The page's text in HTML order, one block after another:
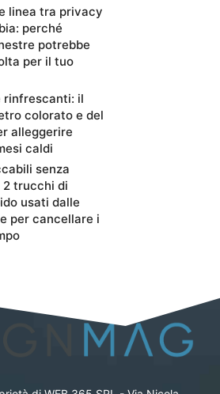
linea tra privacy
perché
potrebbe
per il tuo
rinfrescanti: il
colorato e del
alleggerire
caldi
senza
2 trucchi di
usati dalle
per cancellare i